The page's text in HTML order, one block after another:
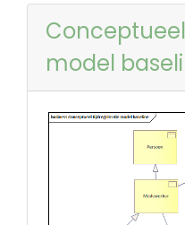
model